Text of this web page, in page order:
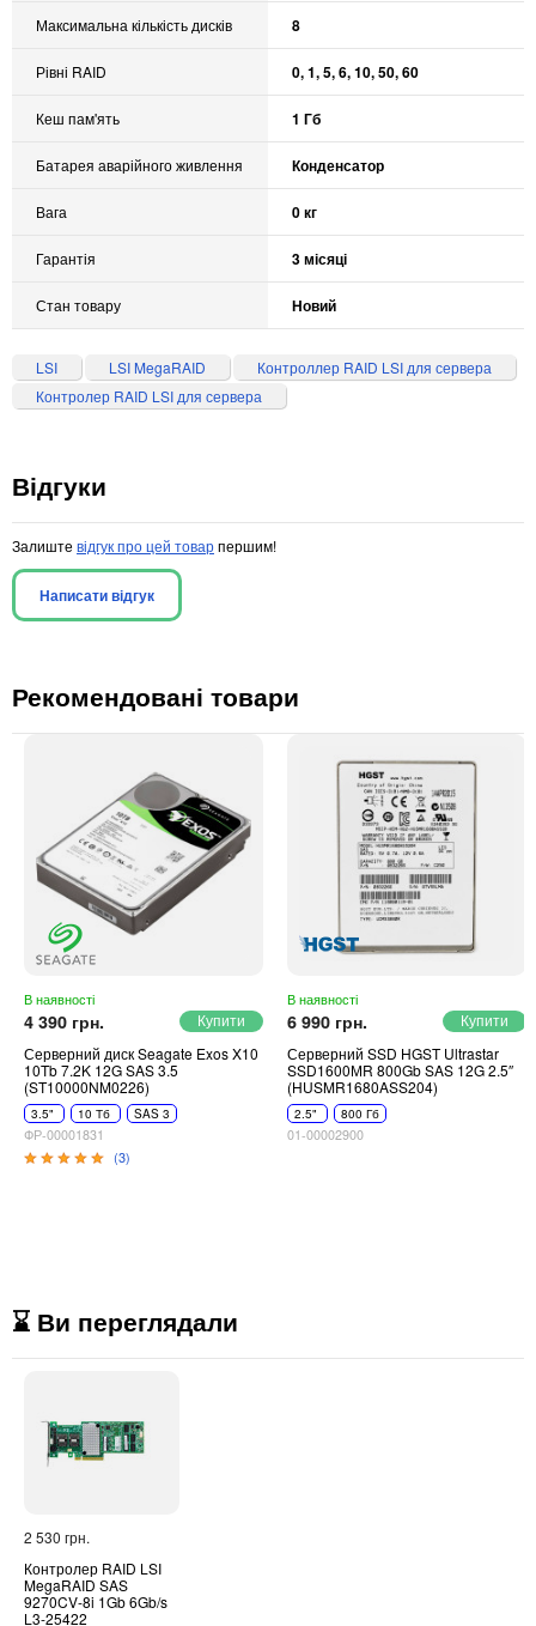
Максимальна кількість дисків 8
Рівні RAID 0, 1, 5, 6, 10, 50, 60
Кеш пам'ять 1 Гб
Батарея аварійного живлення Конденсатор
Вага 0 кг
Гарантія 3 місяці
Стан товару Новий
LSI LSI MegaRAID
Контроллер RAID LSI для сервера
Контролер RAID LSI для сервера
Відгуки
Залиште відгук про цей товарпершим!
Написати відгук
Рекомендовані товари
В наявності
4 390 грн.
Серверний диск Seagate Exos X10
10Tb 7.2K 12G SAS 3.5
(ST10000NM0226)
3.5" 10 Тб SAS 3
ФР-00001831
(3)
В наявності
6 990 грн.
Серверний SSD HGST Ultrastar
SSD1600МR 800Gb SAS 12G 2.5″
(HUSMR1680ASS204)
2.5" 800 Гб
01-00002900
⌛ Ви переглядали
2 530 грн.
Контролер RAID LSI
MegaRAID SAS
9270CV-8i 1Gb 6Gb/s
L3-25422